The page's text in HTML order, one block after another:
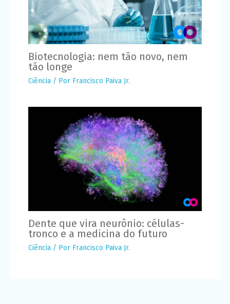
Biotecnologia: nem tão novo, nem
tão longe
Ciência / Por Francisco Paiva Jr.
Dente que vira neurônio: células-
tronco e a medicina do futuro
Ciência / Por Francisco Paiva Jr.